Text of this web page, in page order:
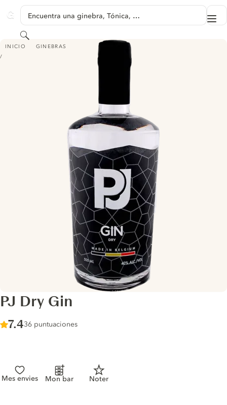
GINVENTORY
Encuentra una ginebra, Tónica, …
Buscar
INICIO GINEBRAS
PJ DRY GIN
PJ Dry Gin
Score :
7.4/ 10
36 puntuaciones
Mes envies Mon bar Noter